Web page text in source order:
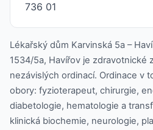
736 01
Lékařský dům Karvinská 5a –
1534/5a, Havířov je zdravotnické
nezávislých ordinací. Ordinace v
obory: fyzioterapeut, chirurgie,
diabetologie, hematologie a
klinická biochemie, neurologie,